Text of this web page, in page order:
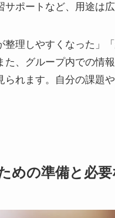
ポートなど、用途は広
理しやすくなった」
た、グループ内での情
られます。自分の課題
めの準備と必